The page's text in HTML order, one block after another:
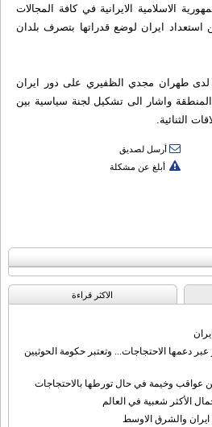
الاسلامية الايرانية في كافة المجالات
استعداد ايران لوضع قدراتها بتصرف بلدان
لدى طهران مجدي الظفيري على دور ايران
واشار الى تشكيل لجنة سياسية بين
الثنائية.
أرسل لصديق
أبلغ عن مشكلة
الاکثر قراءة
عبر دعمها الاحتجاجات... وتعتبر حكومة الحوثيين
عواقب وخيمة في حال تورطها بالاحتجاجات
الأكثر شعبية في العالم
ايران والشرق الاوسط